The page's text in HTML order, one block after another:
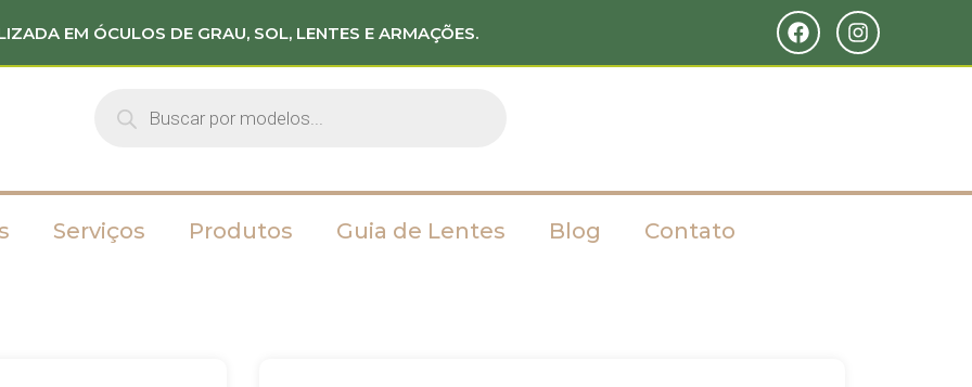
EM ÓCULOS DE GRAU, SOL, LENTES E ARMAÇÕES.
Serviços Produtos Guia de Lentes Blog Contato